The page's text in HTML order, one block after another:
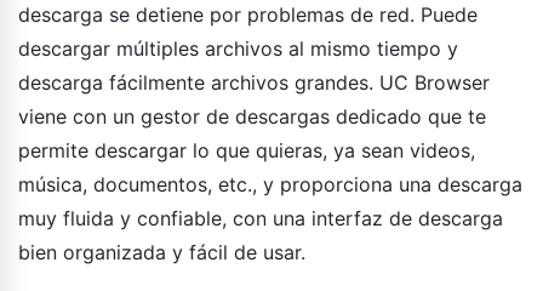
descarga se detiene por problemas de red. Puede
descargar múltiples archivos al mismo tiempo y
descarga fácilmente archivos grandes. UC Browser
viene con un gestor de descargas dedicado que te
permite descargar lo que quieras, ya sean videos,
música, documentos, etc., y proporciona una descarga
muy fluida y confiable, con una interfaz de descarga
bien organizada y fácil de usar.